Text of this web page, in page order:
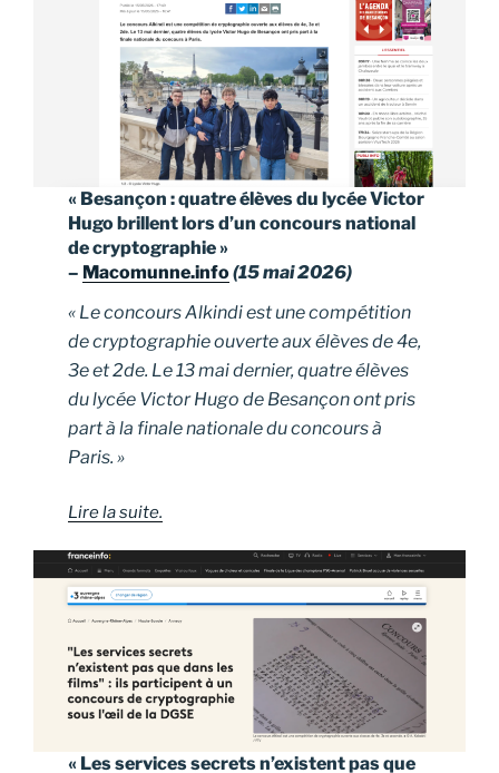
« Besançon : quatre élèves du lycée Victor
Hugo brillent lors d’un concours national
de cryptographie »
– Macomunne.info(15 mai 2026)
« Le concours Alkindi est une compétition
de cryptographie ouverte aux élèves de 4e,
3e et 2de. Le 13 mai dernier, quatre élèves
du lycée Victor Hugo de Besançon ont pris
part à la finale nationale du concours à
Paris. »
Lire la suite.
« Les services secrets n’existent pas que